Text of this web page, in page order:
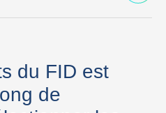
du FID est
de